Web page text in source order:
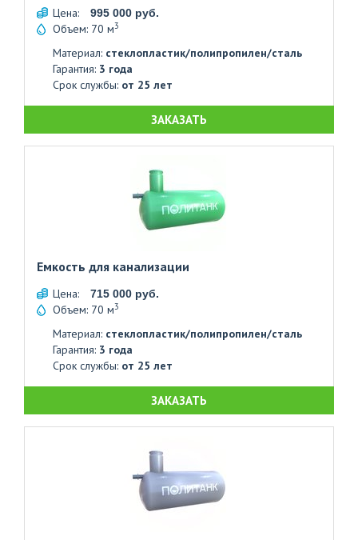
Цена: 995 000 руб.
Объем: 70 м3
Материал: стеклопластик/полипропилен/сталь
Гарантия: 3 года
Срок службы: от 25 лет
ЗАКАЗАТЬ
Емкость для канализации
Цена: 715 000 руб.
Объем: 70 м3
Материал: стеклопластик/полипропилен/сталь
Гарантия: 3 года
Срок службы: от 25 лет
ЗАКАЗАТЬ